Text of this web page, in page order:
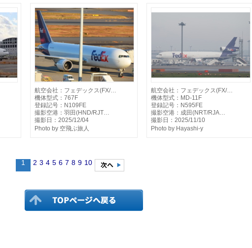
航空会社：フェデックス(FX/…
機体型式：767F
登録記号：N109FE
撮影空港：羽田(HND/RJT…
撮影日：2025/12/04
Photo by 空飛ぶ旅人
航空会社：フェデックス(FX/…
機体型式：MD-11F
登録記号：N595FE
撮影空港：成田(NRT/RJA…
撮影日：2025/11/10
Photo by Hayashi-y
1 2 3 4 5 6 7 8 9 10